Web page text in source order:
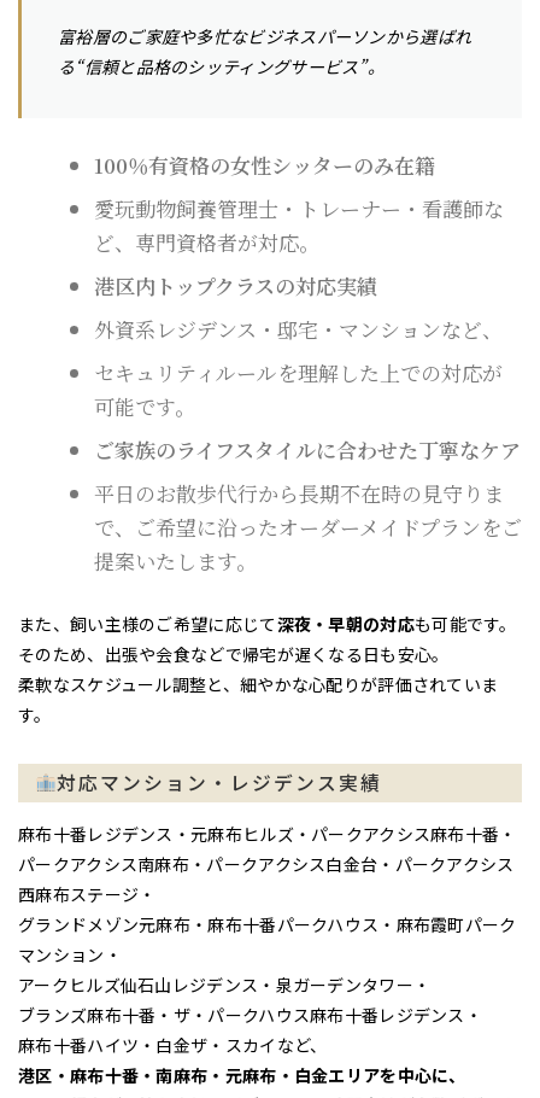
富裕層のご家庭や多忙なビジネスパーソンから選ばれ
る“信頼と品格のシッティングサービス”。
100％有資格の女性シッターのみ在籍
愛玩動物飼養管理士・トレーナー・看護師な
ど、専門資格者が対応。
港区内トップクラスの対応実績
外資系レジデンス・邸宅・マンションなど、
セキュリティルールを理解した上での対応が
可能です。
ご家族のライフスタイルに合わせた丁寧なケア
平日のお散歩代行から長期不在時の見守りま
で、ご希望に沿ったオーダーメイドプランをご
提案いたします。
また、飼い主様のご希望に応じて深夜・早朝の対応も可能です。
そのため、出張や会食などで帰宅が遅くなる日も安心。
柔軟なスケジュール調整と、細やかな心配りが評価されていま
す。
対応マンション・レジデンス実績
麻布十番レジデンス・元麻布ヒルズ・パークアクシス麻布十番・
パークアクシス南麻布・パークアクシス白金台・パークアクシス
西麻布ステージ・
グランドメゾン元麻布・麻布十番パークハウス・麻布霞町パーク
マンション・
アークヒルズ仙石山レジデンス・泉ガーデンタワー・
ブランズ麻布十番・ザ・パークハウス麻布十番レジデンス・
麻布十番ハイツ・白金ザ・スカイなど、
港区・麻布十番・南麻布・元麻布・白金エリアを中心に、